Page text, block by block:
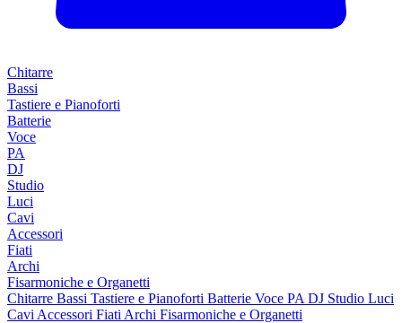
Chitarre
Bassi
Tastiere e Pianoforti
Batterie
Voce
PA
DJ
Studio
Luci
Cavi
Accessori
Fiati
Archi
Fisarmoniche e Organetti
Chitarre Bassi Tastiere e Pianoforti Batterie Voce PA DJ Studio Luci
Cavi Accessori Fiati Archi Fisarmoniche e Organetti